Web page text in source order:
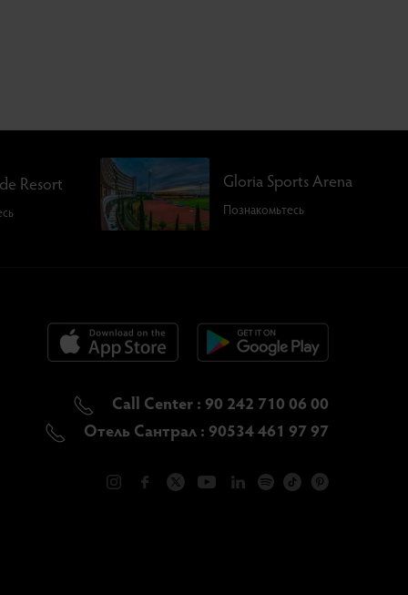
Resort Gloria Sports Arena
Познакомьтесь
Call Center : 90 242 710 06 00
Отель Сантрал : 90534 461 97 97